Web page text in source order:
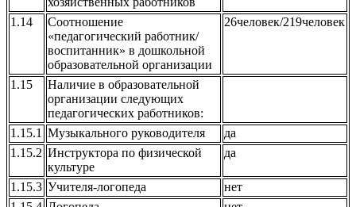
1.14
Соотношение
«педагогический работник/
воспитанник» в дошкольной
образовательной организации
26человек/219человек
1.15
Наличие в образовательной
организации следующих
педагогических работников:
1.15.1
Музыкального руководителя
да
1.15.2 Инструктора по физической
культуре
да
1.15.3 Учителя-логопеда
нет